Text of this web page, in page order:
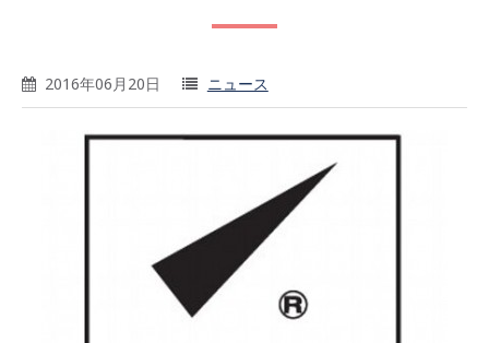
2016年06月20日 ニュース